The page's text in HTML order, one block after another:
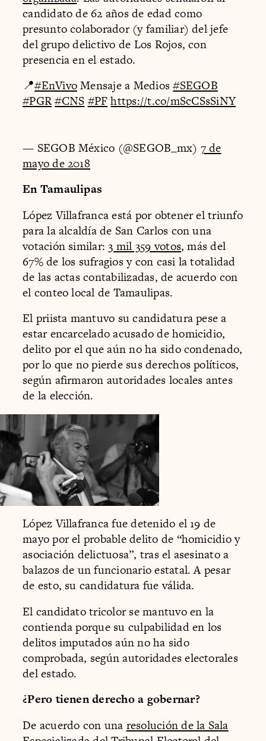
candidato de 62 años de edad como
presunto colaborador (y familiar) del jefe
del grupo delictivo de Los Rojos, con
presencia en el estado.
📍#EnVivoMensaje a Medios#SEGOB
#PGR#CNS #PF https://t.co/mScCSsSiNY
— SEGOB México (@SEGOB_mx) 7 de
mayo de 2018
En Tamaulipas
López Villafranca está por obtener el triunfo
para la alcaldía de San Carlos con una
votación similar:3 mil 359 votos, más del
67% de los sufragios y con casi la totalidad
de las actas contabilizadas, de acuerdo con
el conteo local de Tamaulipas.
El priista mantuvo su candidatura pese a
estar encarcelado acusado de homicidio,
delito por el que aún no ha sido condenado,
por lo que no pierde sus derechos políticos,
según afirmaron autoridades locales antes
de la elección.
López Villafranca fue detenido el 19 de
mayo por el probable delito de “homicidio y
asociación delictuosa”, tras el asesinato a
balazos de un funcionario estatal. A pesar
de esto, su candidatura fue válida.
El candidato tricolor se mantuvo en la
contienda porque su culpabilidad en los
delitos imputados aún no ha sido
comprobada, según autoridades electorales
del estado.
¿Pero tienen derecho a gobernar?
De acuerdo con una resolución de la Sala